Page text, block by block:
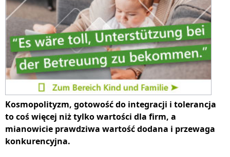
Kosmopolityzm, gotowość do integracji i tolerancja
to coś więcej niż tylko wartości dla firm, a
mianowicie prawdziwa wartość dodana i przewaga
konkurencyjna.